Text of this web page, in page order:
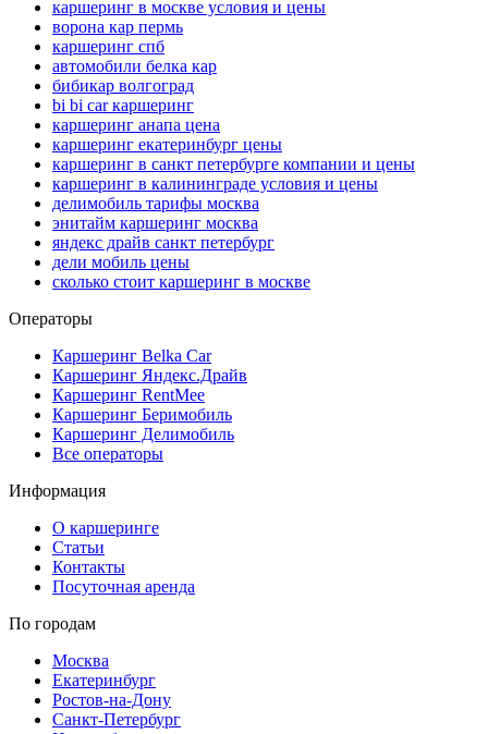
каршеринг в москве условия и цены
ворона кар пермь
каршеринг спб
автомобили белка кар
бибикар волгоград
bi bi car каршеринг
каршеринг анапа цена
каршеринг екатеринбург цены
каршеринг в санкт петербурге компании и цены
каршеринг в калининграде условия и цены
делимобиль тарифы москва
энитайм каршеринг москва
яндекс драйв санкт петербург
дели мобиль цены
сколько стоит каршеринг в москве
Операторы
Каршеринг Belka Car
Каршеринг Яндекс.Драйв
Каршеринг RentMee
Каршеринг Беримобиль
Каршеринг Делимобиль
Все операторы
Информация
О каршеринге
Статьи
Контакты
Посуточная аренда
По городам
Москва
Екатеринбург
Ростов-на-Дону
Санкт-Петербург